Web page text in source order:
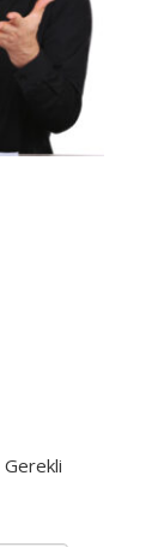
Gerekli